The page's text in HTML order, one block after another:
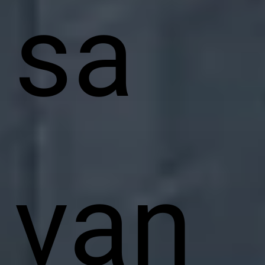
sa
van